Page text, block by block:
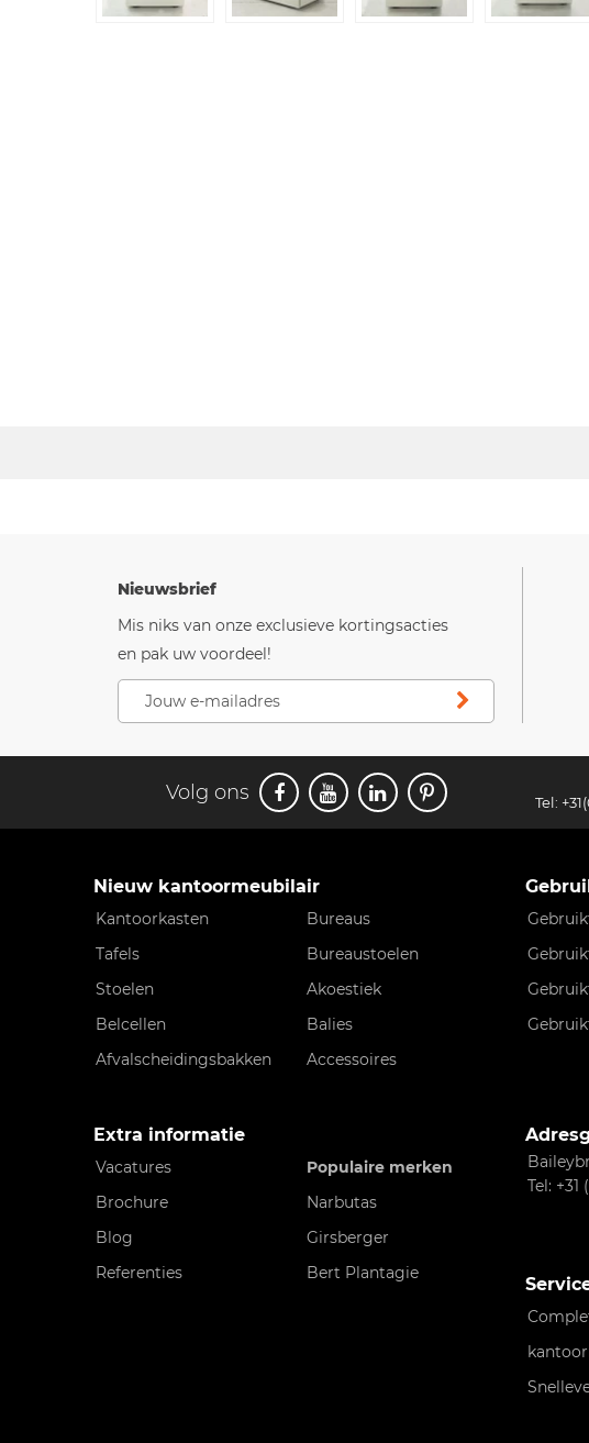
Nieuwsbrief
Mis niks van onze exclusieve kortingsacties
en pak uw voordeel!
Volg ons Tel:
Nieuw kantoormeubilair
Kantoorkasten
Bureaus
Tafels
Bureaustoelen
Stoelen
Akoestiek
Belcellen
Balies
Afvalscheidingsbakken
Accessoires
Extra informatie
Vacatures
Populaire merken
Brochure
Narbutas
Blog
Girsberger
Referenties
Bert Plantagie
Tel: +31